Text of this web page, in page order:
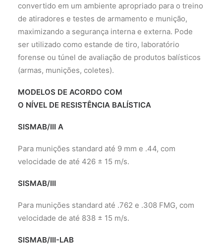
convertido em um ambiente apropriado para o treino
de atiradores e testes de armamento e munição,
maximizando a segurança interna e externa. Pode
ser utilizado como estande de tiro, laboratório
forense ou túnel de avaliação de produtos balísticos
(armas, munições, coletes).
MODELOS DE ACORDO COM
O NÍVEL DE RESISTÊNCIA BALÍSTICA
SISMAB/III A
Para munições standard até 9 mm e .44, com
velocidade de até 426 ± 15 m/s.
SISMAB/III
Para munições standard até .762 e .308 FMG, com
velocidade de até 838 ± 15 m/s.
SISMAB/III-LAB